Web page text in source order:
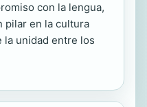
con la lengua,
pilar en la cultura
la unidad entre los